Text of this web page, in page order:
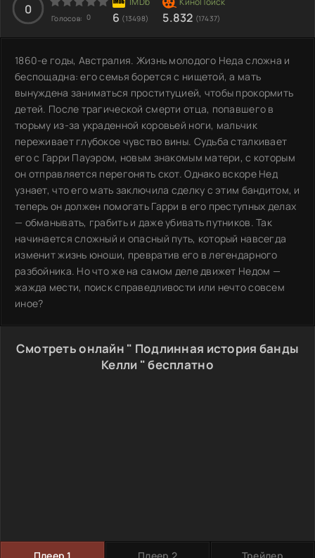
0
Голосов: 0 6 (13498) 5.832 (17437)
1860-е годы, Австралия. Жизнь молодого Неда сложна и
беспощадна: его семья борется с нищетой, а мать
вынуждена заниматься проституцией, чтобы прокормить
детей. После трагической смерти отца, попавшего в
тюрьму из-за украденной коровьей ноги, мальчик
переживает глубокое чувство вины. Судьба сталкивает
его с Гарри Пауэром, новым знакомым матери, с которым
он отправляется перегонять скот. Однако вскоре Нед
узнает, что его мать заключила сделку с этим бандитом, и
теперь он должен помогать Гарри в его преступных делах
— обманывать, грабить и даже убивать путников. Так
начинается сложный и опасный путь, который навсегда
изменит жизнь юноши, превратив его в легендарного
разбойника. Но что же на самом деле движет Недом —
жажда мести, поиск справедливости или нечто совсем
иное?
Смотреть онлайн " Подлинная история банды
Келли " бесплатно